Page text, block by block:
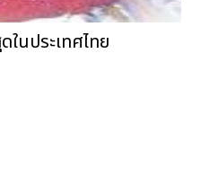
นประเทศไทย